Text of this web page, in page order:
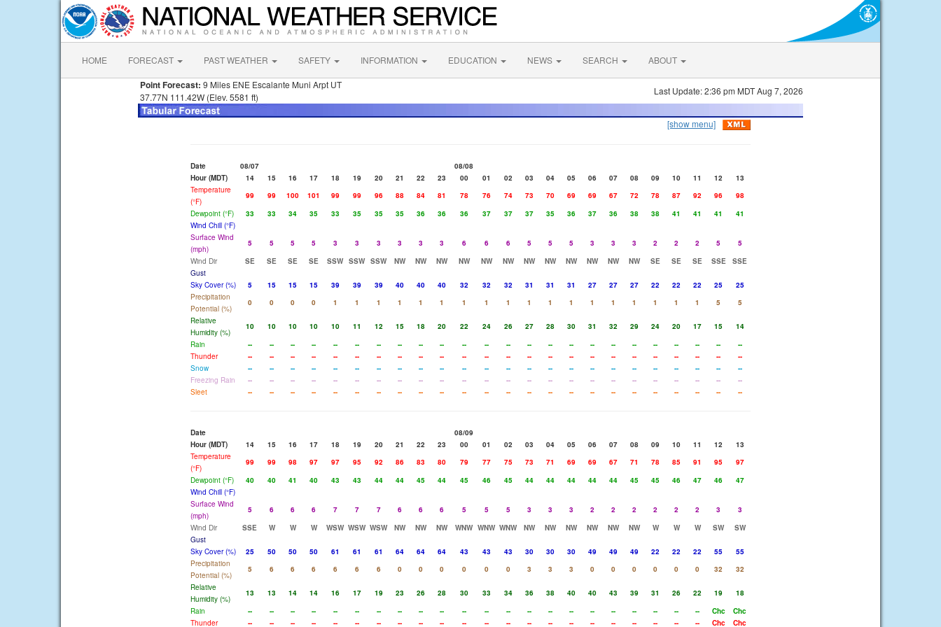
HOME FORECAST PAST WEATHER SAFETY INFORMATION EDUCATION NEWS SEARCH ABOUT
Point Forecast: 9 Miles ENE Escalante Muni Arpt UT
37.77N 111.42W (Elev. 5581 ft)
Last Update: 2:36 pm MDT Aug 7, 2026
[show menu]
Date 08/07
08/08
Hour (MDT)
14 15 16 17 18 19 20 21 22 23 00 01 02 03 04 05 06 07 08 09 10 11 12
13
Temperature
(°F)
99 99 100 101 99 99 96 88 84 81 78 76 74 73 70 69 69 67 72 78 87 92 96
98
Dewpoint (°F)
33 33 34 35 33 35 35 35 36 36 36 37 37 37 35 36 37 36 38 38 41 41 41
41
Wind Chill (°F)
Surface Wind
(mph)
5 5 5 5 3 3 3 3 3 3 6 6 6 5 5 5 3 3 3 2 2 2 5
5
Wind Dir
SE SE SE SE SSW SSW SSW NW NW NW NW NW NW NW NW NW NW NW NW SE SE SE SSE
SSE
Gust
Sky Cover (%)
5 15 15 15 39 39 39 40 40 40 32 32 32 31 31 31 27 27 27 22 22 22 25
25
Precipitation
Potential (%)
0 0 0 0 1 1 1 1 1 1 1 1 1 1 1 1 1 1 1 1 1 1 5
5
Relative
Humidity (%)
10 10 10 10 10 11 12 15 18 20 22 24 26 27 28 30 31 32 29 24 20 17 15
14
Rain
-- -- -- -- -- -- -- -- -- -- -- -- -- -- -- -- -- -- -- -- -- -- --
--
Thunder
-- -- -- -- -- -- -- -- -- -- -- -- -- -- -- -- -- -- -- -- -- -- --
--
Snow
-- -- -- -- -- -- -- -- -- -- -- -- -- -- -- -- -- -- -- -- -- -- --
--
Freezing Rain
-- -- -- -- -- -- -- -- -- -- -- -- -- -- -- -- -- -- -- -- -- -- --
--
Sleet
-- -- -- -- -- -- -- -- -- -- -- -- -- -- -- -- -- -- -- -- -- -- -- --
Date
08/09
Hour (MDT)
14 15 16 17 18 19 20 21 22 23 00 01 02 03 04 05 06 07 08 09 10 11 12
13
Temperature
(°F)
99 99 98 97 97 95 92 86 83 80 79 77 75 73 71 69 69 67 71 78 85 91 95
97
Dewpoint (°F)
40 40 41 40 43 43 44 44 45 44 45 46 45 44 44 44 44 44 45 45 46 47 46
47
Wind Chill (°F)
Surface Wind
(mph)
5 6 6 6 7 7 7 6 6 6 5 5 5 3 3 3 2 2 2 2 2 2 3
3
Wind Dir
SSE W W W WSW WSW WSW NW NW NW WNW WNW WNW NW NW NW NW NW NW W W W SW
SW
Gust
Sky Cover (%)
25 50 50 50 61 61 61 64 64 64 43 43 43 30 30 30 49 49 49 22 22 22 55
55
Precipitation
Potential (%)
5 6 6 6 6 6 6 0 0 0 0 0 0 3 3 3 0 0 0 0 0 0 32
32
Relative
Humidity (%)
13 13 14 14 16 17 19 23 26 28 30 33 34 36 38 40 40 43 39 31 26 22 19
18
Rain
-- -- -- -- -- -- -- -- -- -- -- -- -- -- -- -- -- -- -- -- -- -- Chc
Chc
Thunder
-- -- -- -- -- -- -- -- -- -- -- -- -- -- -- -- -- -- -- -- -- -- Chc Chc